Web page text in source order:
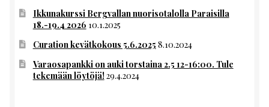
Ikkunakurssi Bergvallan nuorisotalolla Paraisilla
18.-19.4 2026 10.1.2025
Curation kevätkokous 5.6.2025 8.10.2024
Varaosapankki on auki torstaina 2.5 12-16:00. Tule
tekemään löytöjä!29.4.2024